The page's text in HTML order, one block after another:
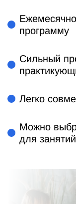
программу
Сильный
Легко
Можно
для занятий